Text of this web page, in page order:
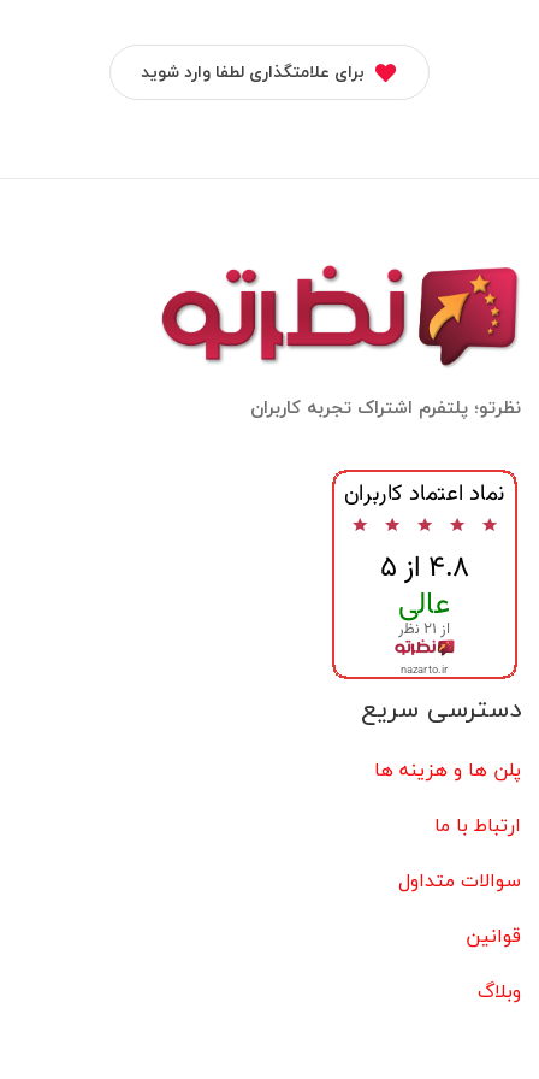
برای علامتگذاری لطفا وارد شوید
نظرتو؛ پلتفرم اشتراک تجربه کاربران
دسترسی سریع
پلن ها و هزینه ها
ارتباط با ما
سوالات متداول
قوانین
وبلاگ